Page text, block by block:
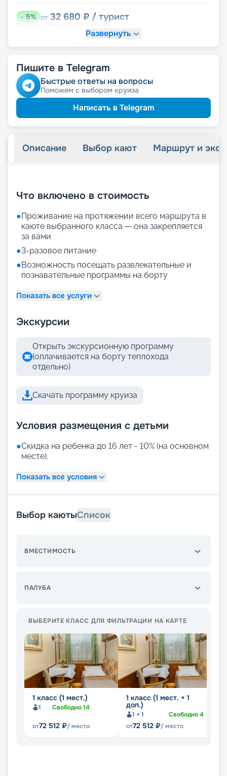
-5% от 32 680 ₽ / турист
Скидка
Развернуть
Пишите в Telegram
Быстрые ответы на вопросы
Поможем с выбором круиза
Написать в Telegram
Описание Выбор кают Маршрут и
Что включено в стоимость
●Проживание на протяжении всего маршрута в
каюте выбранного класса — она закрепляется
за вами
●3-разовое питание
●Возможность посещать развлекательные и
познавательные программы на борту
Показать все услуги
Экскурсии
Открыть экскурсионную программу
(оплачивается на борту теплохода
отдельно)
Скачать программу круиза
Условия размещения с детьми
●Скидка на ребенка до 16 лет - 10% (на основном
месте).
Показать все условия
Выбор каютыСписок
ВМЕСТИМОСТЬ
ПАЛУБА
ВЫБЕРИТЕ КЛАСС ДЛЯ ФИЛЬТРАЦИИ НА КАРТЕ
1 класс (1 мест.)
1 Свободно14
от72 512 ₽/ место
1 класс (1 мест. + 1
доп.)
1 + 1 Свободно4
от72 512 ₽/ место